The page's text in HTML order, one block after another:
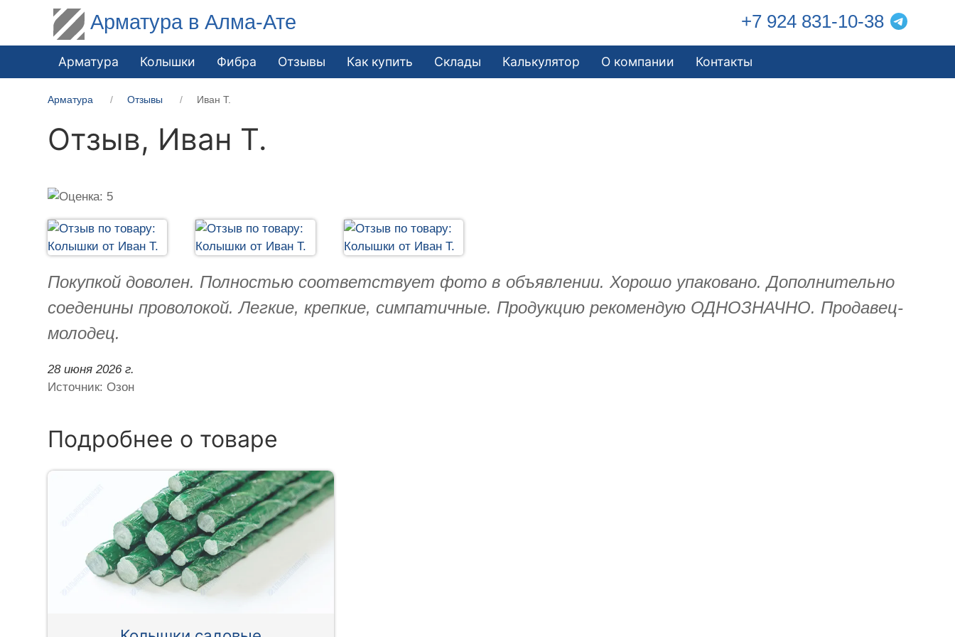
Арматура в Алма-Ате +7 924 831-10-38
Арматура Колышки Фибра Отзывы Как купить Склады Калькулятор О компании Контакты
Арматура Отзывы Иван Т.
Отзыв, Иван Т.
Покупкой доволен. Полностью соответствует фото в объявлении. Хорошо упаковано. Дополнительно
соеденины проволокой. Легкие, крепкие, симпатичные. Продукцию рекомендую ОДНОЗНАЧНО. Продавец-
молодец.
28 июня 2026 г.
Источник: Озон
Подробнее о товаре